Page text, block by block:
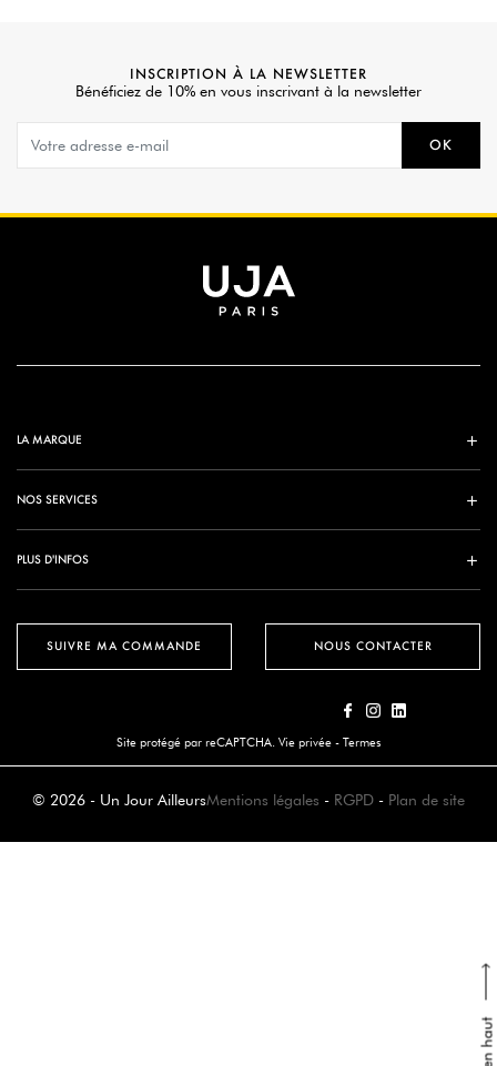
INSCRIPTION À LA NEWSLETTER
Bénéficiez de 10% en vous inscrivant à la newsletter
OK
SUIVRE MA COMMANDE
LA MARQUE
NOS SERVICES
PLUS D'INFOS
NOUS CONTACTER
Site protégé par reCAPTCHA. Vie privée - Termes
© 2026 - Un Jour AilleursMentions légales - RGPD - Plan de site